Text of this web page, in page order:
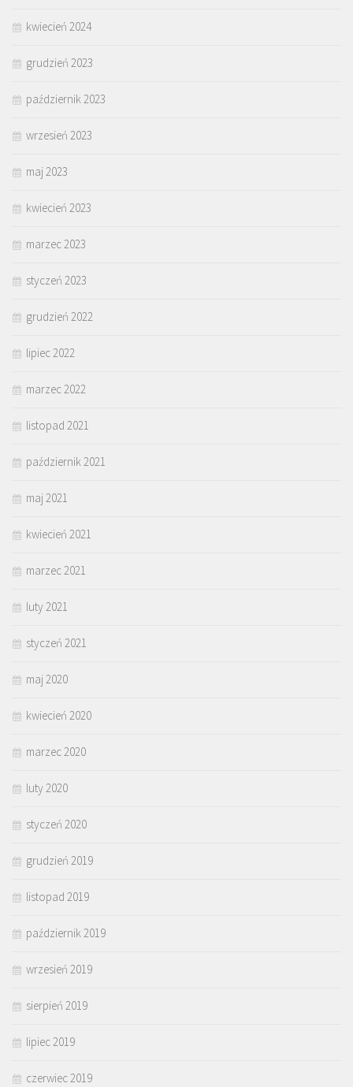
kwiecień 2024
grudzień 2023
październik 2023
wrzesień 2023
maj 2023
kwiecień 2023
marzec 2023
styczeń 2023
grudzień 2022
lipiec 2022
marzec 2022
listopad 2021
październik 2021
maj 2021
kwiecień 2021
marzec 2021
luty 2021
styczeń 2021
maj 2020
kwiecień 2020
marzec 2020
luty 2020
styczeń 2020
grudzień 2019
listopad 2019
październik 2019
wrzesień 2019
sierpień 2019
lipiec 2019
czerwiec 2019